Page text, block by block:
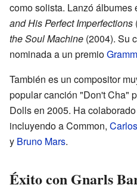
como solista. Lanzó álbumes
and His Perfect Imperfections
the Soul Machine (2004). Su
nominada a un premio
También es un compositor
popular canción "Don't Cha"
Dolls en 2005. Ha
incluyendo a Common,
y Bruno Mars.
Éxito con Gnarls